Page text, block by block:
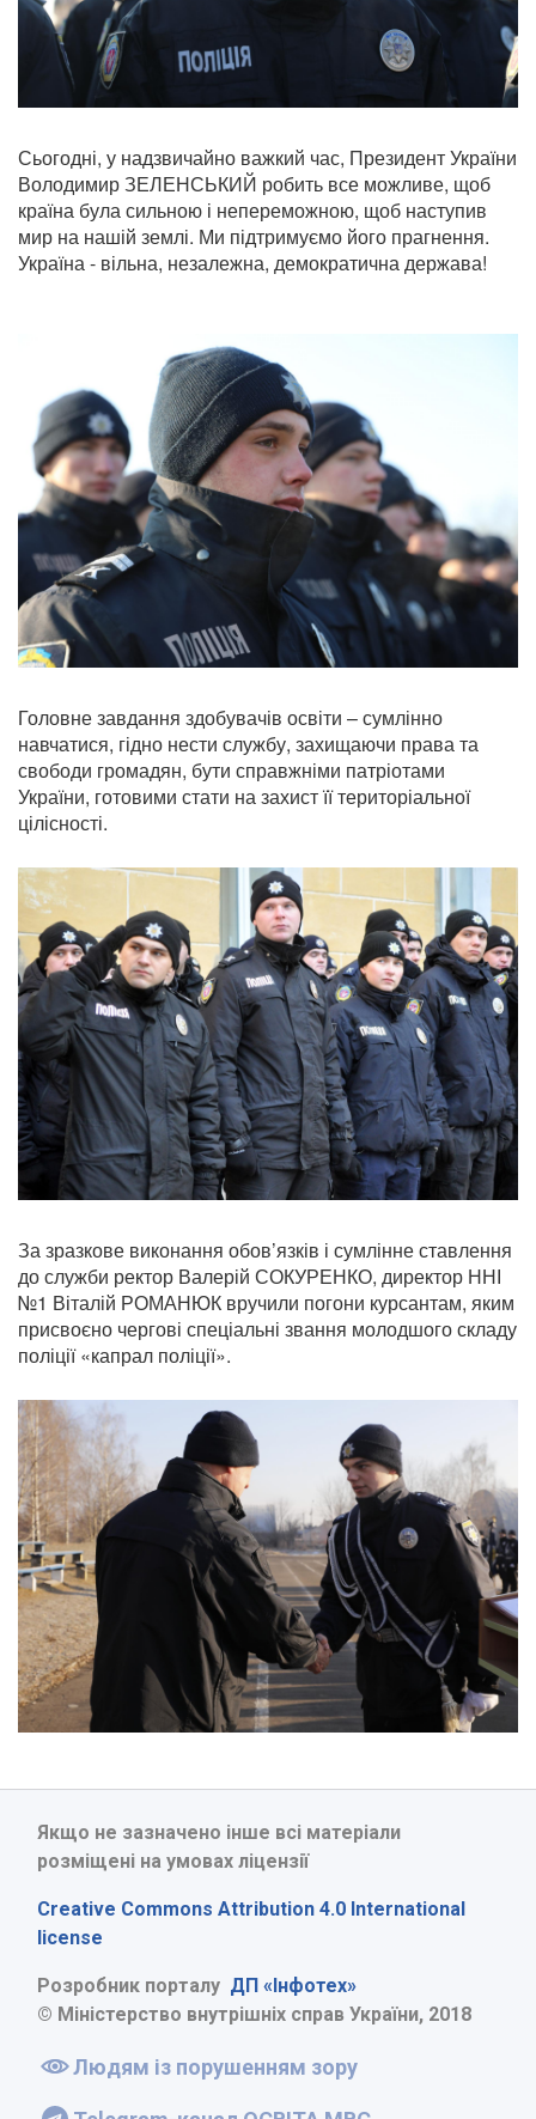
Сьогодні, у надзвичайно важкий час, Президент України
Володимир ЗЕЛЕНСЬКИЙ робить все можливе, щоб
країна була сильною і непереможною, щоб наступив
мир на нашій землі. Ми підтримуємо його прагнення.
Україна - вільна, незалежна, демократична держава!
Головне завдання здобувачів освіти – сумлінно
навчатися, гідно нести службу, захищаючи права та
свободи громадян, бути справжніми патріотами
України, готовими стати на захист її територіальної
цілісності.
За зразкове виконання обов’язків і сумлінне ставлення
до служби ректор Валерій СОКУРЕНКО, директор ННІ
№1 Віталій РОМАНЮК вручили погони курсантам, яким
присвоєно чергові спеціальні звання молодшого складу
поліції «капрал поліції».
Якщо не зазначено інше всі матеріали
розміщені на умовах ліцензії
Creative Commons Attribution 4.0 International
license
Розробник порталу ДП «Інфотех»
© Міністерство внутрішніх справ України, 2018
Людям із порушенням зору